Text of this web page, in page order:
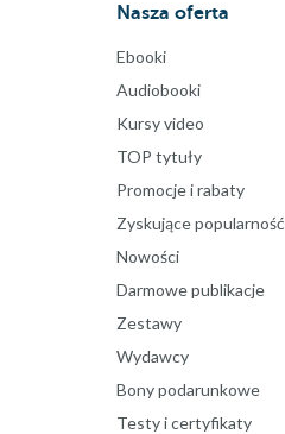
Nasza oferta
Ebooki
Audiobooki
Kursy video
TOP tytuły
Promocje i rabaty
Zyskujące popularność
Nowości
Darmowe publikacje
Zestawy
Wydawcy
Bony podarunkowe
Testy i certyfikaty